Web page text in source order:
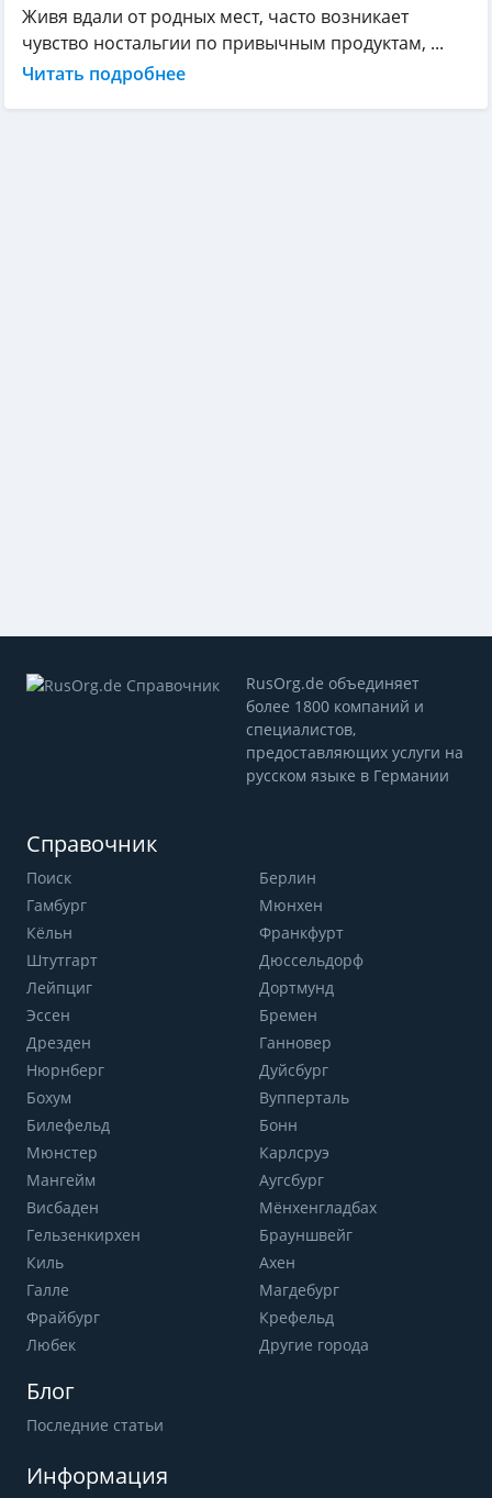
Живя вдали от родных мест, часто возникает
чувство ностальгии по привычным продуктам, ...
Читать подробнее
RusOrg.de объединяет
более 1800 компаний и
специалистов,
предоставляющих услуги на
русском языке в Германии
Справочник
Поиск
Берлин
Гамбург
Мюнхен
Кёльн
Франкфурт
Штутгарт
Дюссельдорф
Лейпциг
Дортмунд
Эссен
Бремен
Дрезден
Ганновер
Нюрнберг
Дуйсбург
Бохум
Вупперталь
Билефельд
Бонн
Мюнстер
Карлсруэ
Мангейм
Аугсбург
Висбаден
Мёнхенгладбах
Гельзенкирхен
Брауншвейг
Киль
Ахен
Галле
Магдебург
Фрайбург
Крефельд
Любек
Другие города
Блог
Последние статьи
Информация